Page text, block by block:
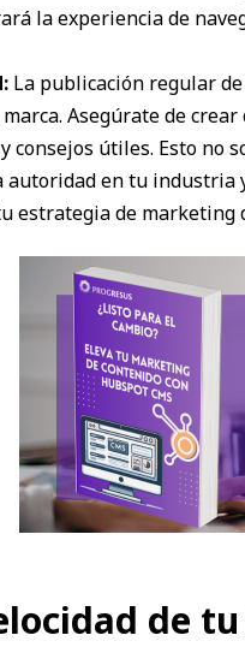
la experiencia de
La publicación regular
Asegúrate de
consejos útiles. Esto no
en tu industria
estrategia de marketing
de